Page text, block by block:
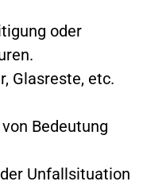
oder
Glasreste, etc.
Bedeutung
Unfallsituation